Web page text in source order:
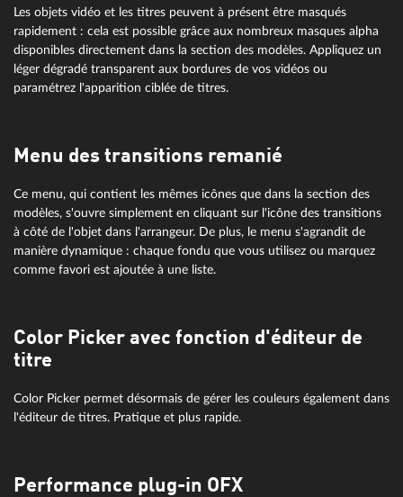
Les objets vidéo et les titres peuvent à présent être masqués
rapidement : cela est possible grâce aux nombreux masques alpha
disponibles directement dans la section des modèles. Appliquez un
léger dégradé transparent aux bordures de vos vidéos ou
paramétrez l'apparition ciblée de titres.
Menu des transitions remanié
Ce menu, qui contient les mêmes icônes que dans la section des
modèles, s'ouvre simplement en cliquant sur l'icône des transitions
à côté de l'objet dans l'arrangeur. De plus, le menu s'agrandit de
manière dynamique : chaque fondu que vous utilisez ou marquez
comme favori est ajoutée à une liste.
Color Picker avec fonction d'éditeur de
titre
Color Picker permet désormais de gérer les couleurs également dans
l'éditeur de titres. Pratique et plus rapide.
Performance plug-in OFX